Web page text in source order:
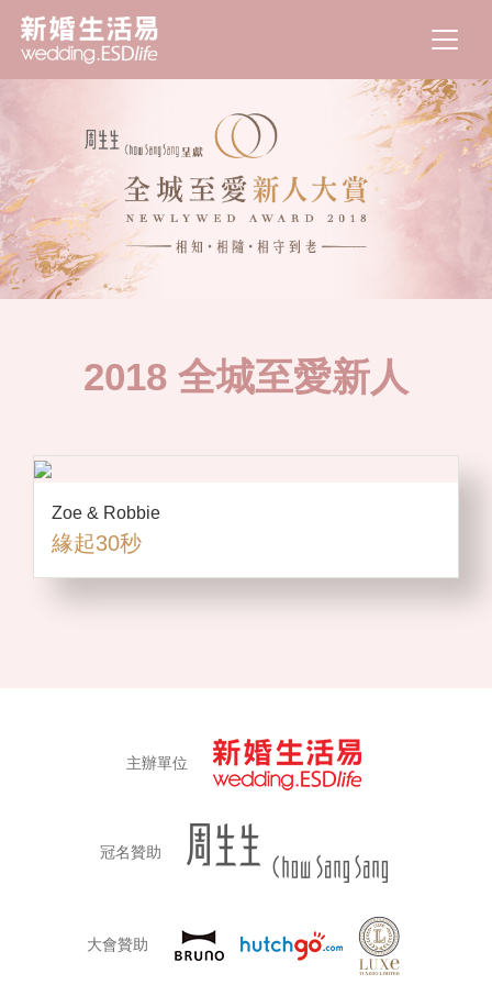
2018 全城至愛新人
Zoe & Robbie
緣起30秒
主辦單位
冠名贊助
大會贊助